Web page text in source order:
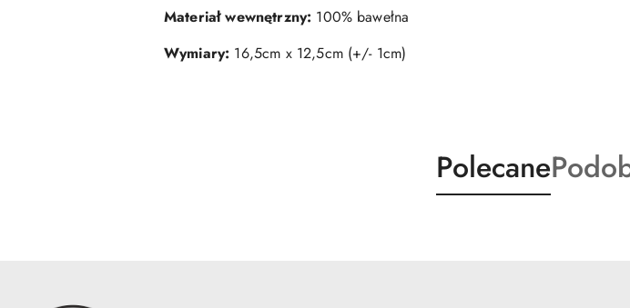
Materiał wewnętrzny: 100% bawełna
Wymiary: 16,5cm x 12,5cm (+/- 1cm)
Produkty
o
Polecane
o